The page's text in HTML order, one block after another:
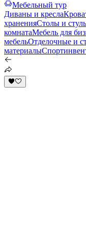
Мебельный тур
Диваны и кресла
храненияСтолы и
комнатаМебель для
мебельОтделочные и
материалы